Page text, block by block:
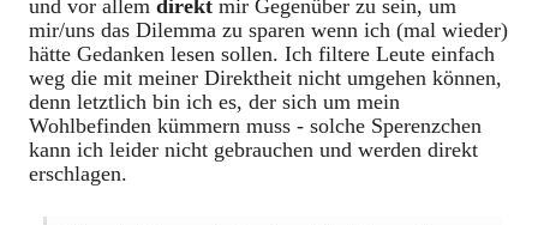
und vor allem direkt mir Gegenüber zu sein, um
mir/uns das Dilemma zu sparen wenn ich (mal wieder)
hätte Gedanken lesen sollen. Ich filtere Leute einfach
weg die mit meiner Direktheit nicht umgehen können,
denn letztlich bin ich es, der sich um mein
Wohlbefinden kümmern muss - solche Sperenzchen
kann ich leider nicht gebrauchen und werden direkt
erschlagen.